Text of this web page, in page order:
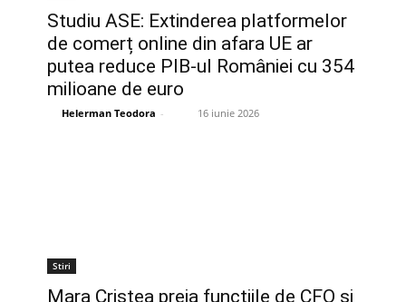
Studiu ASE: Extinderea platformelor
de comerț online din afara UE ar
putea reduce PIB-ul României cu 354
milioane de euro
Helerman Teodora - 16 iunie 2026
Stiri
Mara Cristea preia funcțiile de CFO și